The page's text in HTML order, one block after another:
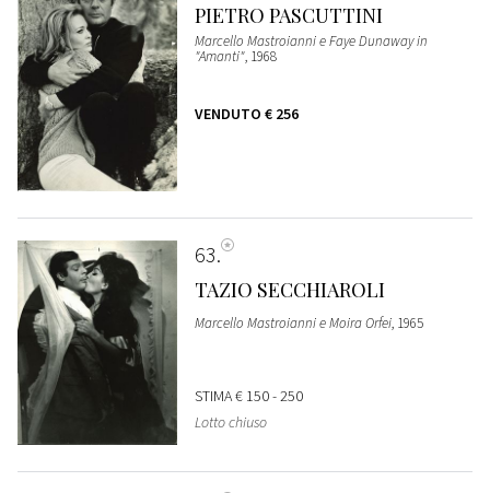
PIETRO PASCUTTINI
Marcello Mastroianni e Faye Dunaway in
"Amanti", 1968
VENDUTO € 256
63
TAZIO SECCHIAROLI
Marcello Mastroianni e Moira Orfei, 1965
STIMA€ 150 - 250
Lotto chiuso